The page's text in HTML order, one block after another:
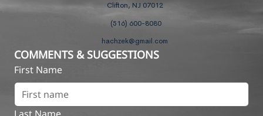
Clifton, NJ 07012
(516) 600-8080
hachzek@gmail.com
COMMENTS & SUGGESTIONS
First Name